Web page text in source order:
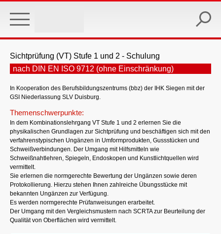
main
Sichtprüfung (VT) Stufe 1 und 2 - Schulung
nach DIN EN ISO 9712 (ohne Einschränkung)
In Kooperation des Berufsbildungszentrums (bbz) der IHK Siegen mit der
GSI Niederlassung SLV Duisburg.
Themenschwerpunkte:
In dem Kombinationslehrgang VT Stufe 1 und 2 erlernen Sie die
physikalischen Grundlagen zur Sichtprüfung und beschäftigen sich mit den
verfahrenstypischen Ungänzen in Umformprodukten, Gussstücken und
Schweißverbindungen. Der Umgang mit Hilfsmitteln wie
Schweißnahtlehren, Spiegeln, Endoskopen und Kunstlichtquellen wird
vermittelt.
Sie erlernen die normgerechte Bewertung der Ungänzen sowie deren
Protokollierung. Hierzu stehen Ihnen zahlreiche Übungsstücke mit
bekannten Ungänzen zur Verfügung.
Es werden normgerechte Prüfanweisungen erarbeitet.
Der Umgang mit den Vergleichsmustern nach SCRTA zur Beurteilung der
Qualität von Oberflächen wird vermittelt.